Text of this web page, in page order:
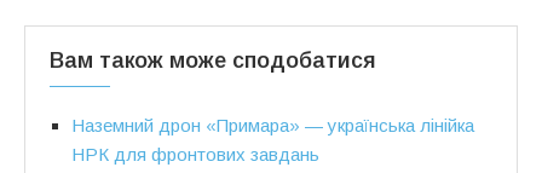
Вам також може сподобатися
Наземний дрон «Примара» — українська лінійка
НРК для фронтових завдань